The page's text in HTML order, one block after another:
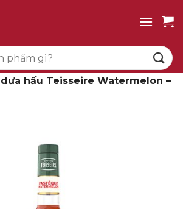
hấu Teisseire Watermelon –